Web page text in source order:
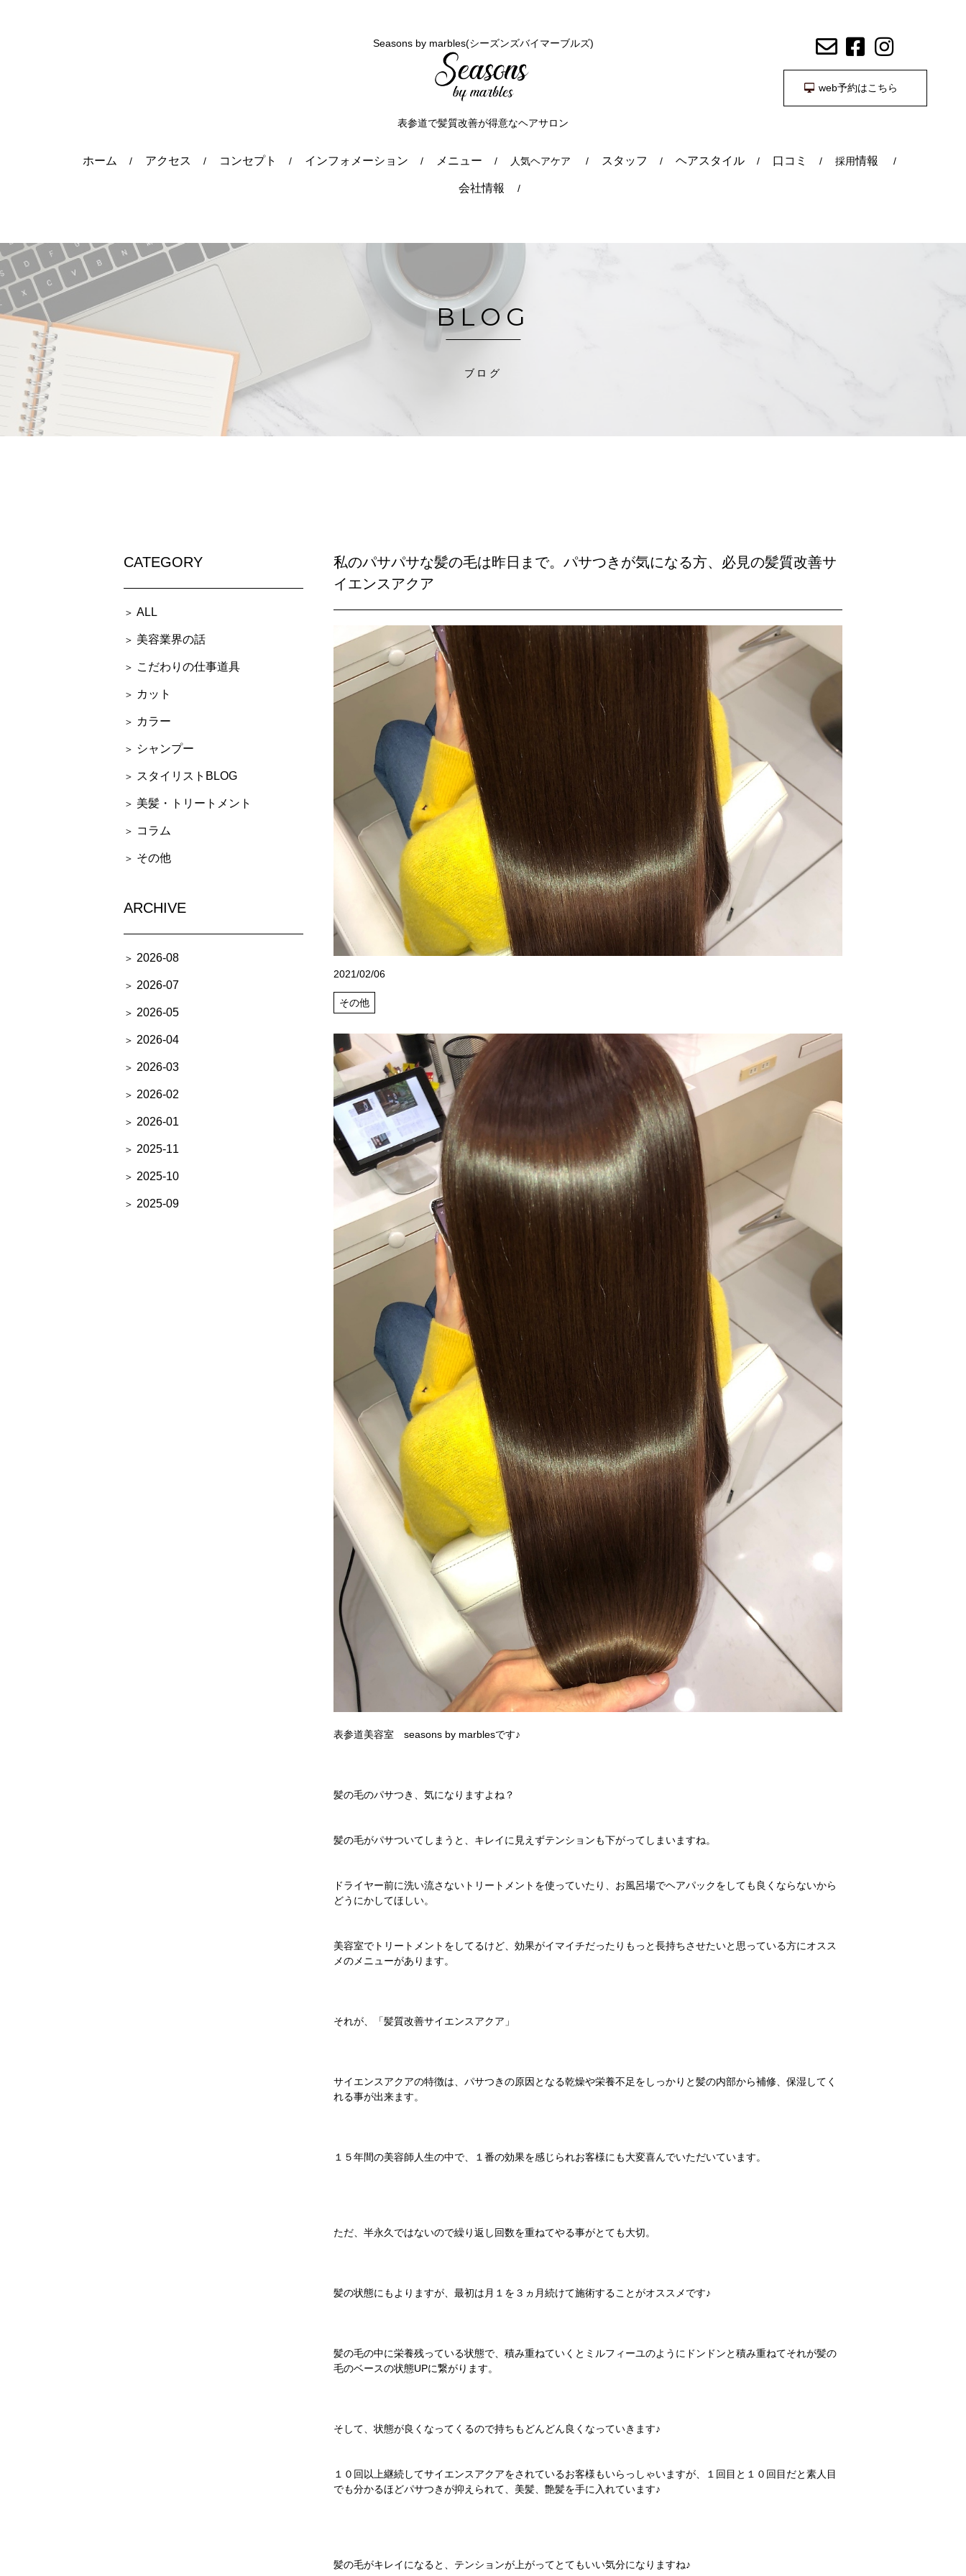
Seasons by marbles(シーズンズバイマーブルズ)
表参道で髪質改善が得意なヘアサロン
web予約はこちら
ホーム アクセス コンセプト インフォメーション メニュー 人気ヘアケア スタッフ ヘアスタイル 口コミ 採用情報
会社情報
BLOG
ブログ
私のパサパサな髪の毛は昨日まで。パサつきが気になる方、必見の髪質改善サ
イエンスアクア
2021/02/06
その他
表参道美容室 seasons by marblesです♪
髪の毛のパサつき、気になりますよね？
髪の毛がパサついてしまうと、キレイに見えずテンションも下がってしまいますね。
ドライヤー前に洗い流さないトリートメントを使っていたり、お風呂場でヘアパックをしても良くならないから
どうにかしてほしい。
美容室でトリートメントをしてるけど、効果がイマイチだったりもっと長持ちさせたいと思っている方にオスス
メのメニューがあります。
それが、「髪質改善サイエンスアクア」
サイエンスアクアの特徴は、パサつきの原因となる乾燥や栄養不足をしっかりと髪の内部から補修、保湿してく
れる事が出来ます。
１５年間の美容師人生の中で、１番の効果を感じられお客様にも大変喜んでいただいています。
ただ、半永久ではないので繰り返し回数を重ねてやる事がとても大切。
髪の状態にもよりますが、最初は月１を３ヵ月続けて施術することがオススメです♪
髪の毛の中に栄養残っている状態で、積み重ねていくとミルフィーユのようにドンドンと積み重ねてそれが髪の
毛のベースの状態UPに繋がります。
そして、状態が良くなってくるので持ちもどんどん良くなっていきます♪
１０回以上継続してサイエンスアクアをされているお客様もいらっしゃいますが、１回目と１０回目だと素人目
でも分かるほどパサつきが抑えられて、美髪、艶髪を手に入れています♪
髪の毛がキレイになると、テンションが上がってとてもいい気分になりますね♪
CATEGORY
ALL
美容業界の話
こだわりの仕事道具
カット
カラー
シャンプー
スタイリストBLOG
美髪・トリートメント
コラム
その他
ARCHIVE
2026-08
2026-07
2026-05
2026-04
2026-03
2026-02
2026-01
2025-11
2025-10
2025-09